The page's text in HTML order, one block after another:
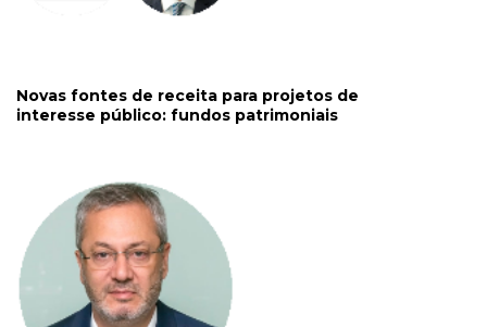
Novas fontes de receita para projetos de
interesse público: fundos patrimoniais